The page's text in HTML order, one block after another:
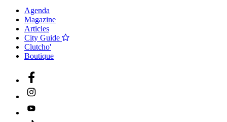
Agenda
Magazine
Articles
City Guide
Clutcho'
Boutique